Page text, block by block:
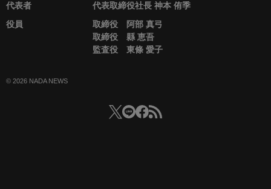
代表者
代表取締役社長 神本 侑季
役員
取締役 阿部 真弓
取締役 縣 恵吾
監査役 東條 愛子
© 2026 NADA NEWS